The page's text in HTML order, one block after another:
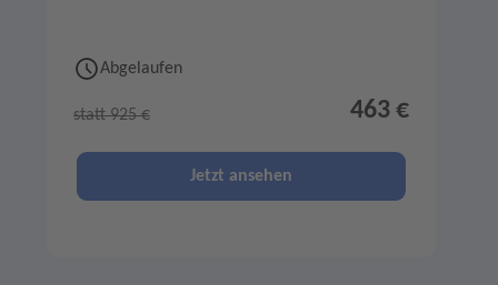
Abgelaufen
statt 925 € 463 €
Jetzt ansehen